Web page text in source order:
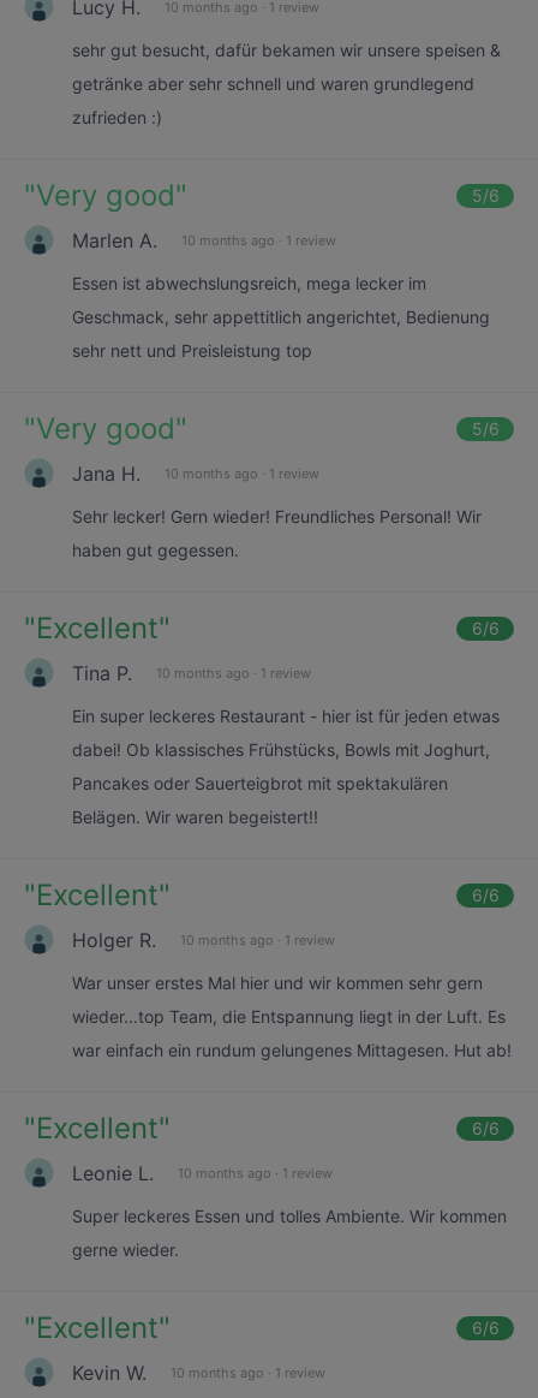
Lucy H. 10 months ago · 1 review
sehr gut besucht, dafür bekamen wir unsere speisen &
getränke aber sehr schnell und waren grundlegend
zufrieden :)
"Very good" 5/6
Marlen A. 10 months ago · 1 review
Essen ist abwechslungsreich, mega lecker im
Geschmack, sehr appettitlich angerichtet, Bedienung
sehr nett und Preisleistung top
"Very good" 5/6
Jana H. 10 months ago · 1 review
Sehr lecker! Gern wieder! Freundliches Personal! Wir
haben gut gegessen.
"Excellent" 6/6
Tina P. 10 months ago · 1 review
Ein super leckeres Restaurant - hier ist für jeden etwas
dabei! Ob klassisches Frühstücks, Bowls mit Joghurt,
Pancakes oder Sauerteigbrot mit spektakulären
Belägen. Wir waren begeistert!!
"Excellent" 6/6
Holger R. 10 months ago · 1 review
War unser erstes Mal hier und wir kommen sehr gern
wieder...top Team, die Entspannung liegt in der Luft. Es
war einfach ein rundum gelungenes Mittagesen. Hut ab!
"Excellent" 6/6
Leonie L. 10 months ago · 1 review
Super leckeres Essen und tolles Ambiente. Wir kommen
gerne wieder.
"Excellent" 6/6
Kevin W. 10 months ago · 1 review